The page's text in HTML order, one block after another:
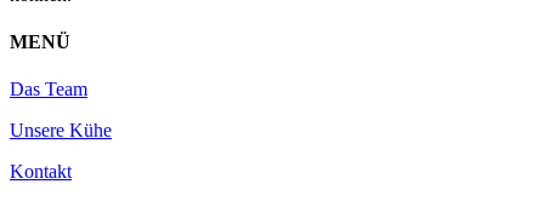
MENÜ
Das Team
Unsere Kühe
Kontakt